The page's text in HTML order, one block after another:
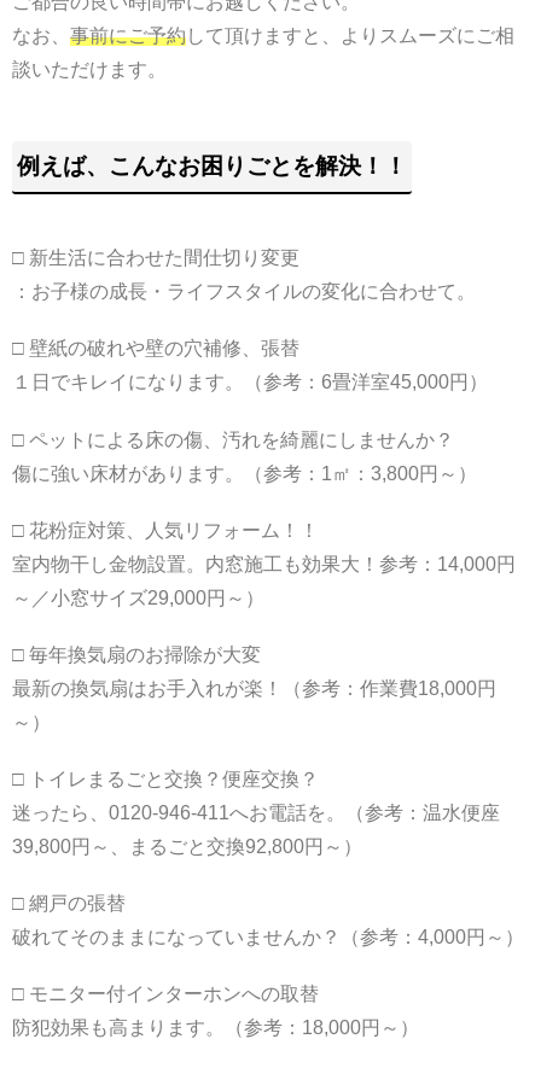
なお、 事前にご予約して頂けますと、よりスムーズにご相
談いただけます。
例えば、こんなお困りごとを解決！！
□ 新生活に合わせた間仕切り変更
：お子様の成長・ライフスタイルの変化に合わせて。
□ 壁紙の破れや壁の穴補修、張替
１日でキレイになります。（参考：6畳洋室45,000円）
□ ペットによる床の傷、汚れを綺麗にしませんか？
傷に強い床材があります。（参考：1㎡：3,800円～）
□ 花粉症対策、人気リフォーム！！
室内物干し金物設置。内窓施工も効果大！参考：14,000円
～／小窓サイズ29,000円～）
□ 毎年換気扇のお掃除が大変
最新の換気扇はお手入れが楽！（参考：作業費18,000円
～）
□ トイレまるごと交換？便座交換？
迷ったら、0120-946-411へお電話を。（参考：温水便座
39,800円～、まるごと交換92,800円～）
□ 網戸の張替
破れてそのままになっていませんか？（参考：4,000円～）
□ モニター付インターホンへの取替
防犯効果も高まります。（参考：18,000円～）